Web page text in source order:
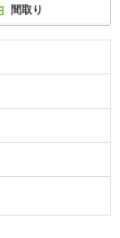
間取り